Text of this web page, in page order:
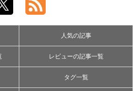
人気の記事
レビューの記事一覧
タグ一覧